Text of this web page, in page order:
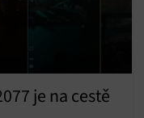
je na cestě